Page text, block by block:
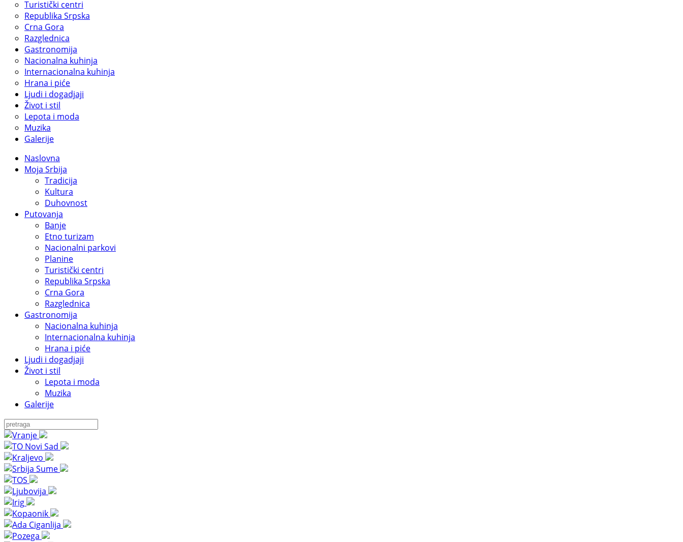
Turistički centri
Republika Srpska
Crna Gora
Razglednica
Gastronomija
Nacionalna kuhinja
Internacionalna kuhinja
Hrana i piće
Ljudi i dogadjaji
Život i stil
Lepota i moda
Muzika
Galerije
Naslovna
Moja Srbija
Tradicija
Kultura
Duhovnost
Putovanja
Banje
Etno turizam
Nacionalni parkovi
Planine
Turistički centri
Republika Srpska
Crna Gora
Razglednica
Gastronomija
Nacionalna kuhinja
Internacionalna kuhinja
Hrana i piće
Ljudi i dogadjaji
Život i stil
Lepota i moda
Muzika
Galerije